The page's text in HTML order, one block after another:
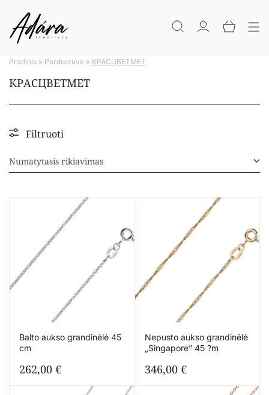
Pradinis » Parduotuve » КРАСЦВЕТМЕТ
КРАСЦВЕТМЕТ
Filtruoti
Balto aukso grandinėlė 45
cm
262,00 €
Nepusto aukso grandinėlė
„Singapore” 45 ?m
346,00 €